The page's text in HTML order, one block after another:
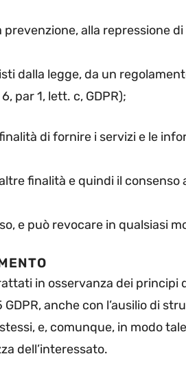
alla repressione
dalla legge, da un
par 1, lett. c, GDPR);
di fornire i servizi e le
finalità e quindi il
e può revocare in qualsiasi
in osservanza dei principi
anche con l’ausilio di
e, comunque, in modo
dell’interessato.